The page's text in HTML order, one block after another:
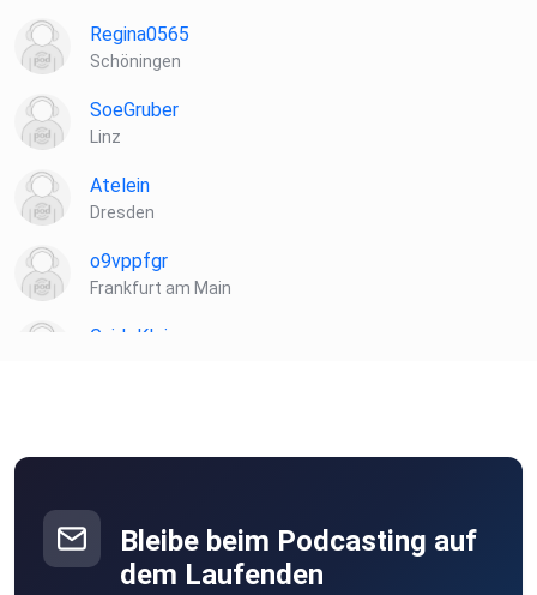
Regina0565
Schöningen
SoeGruber
Linz
Atelein
Dresden
o9vppfgr
Frankfurt am Main
GuidoKlein
Bleibe beim Podcasting auf
dem Laufenden